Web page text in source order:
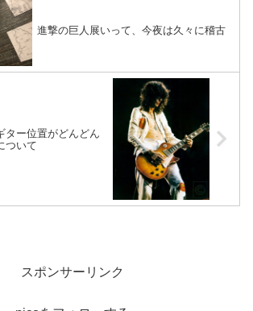
進撃の巨人展いって、今夜は久々に稽古
ター位置がどんどん
ついて
スポンサーリンク